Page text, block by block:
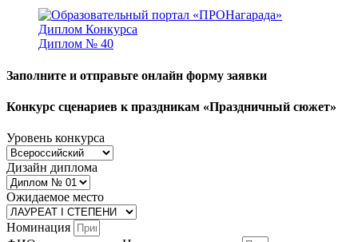
Диплом № 40
Заполните и отправьте онлайн форму заявки
Конкурс сценариев к праздникам «Праздничный сюжет»
Уровень конкурса
Дизайн диплома
Ожидаемое место
Номинация